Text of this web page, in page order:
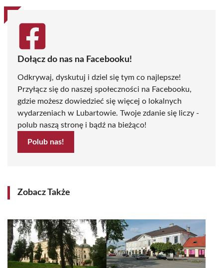
Dołącz do nas na Facebooku!
Odkrywaj, dyskutuj i dziel się tym co najlepsze!
Przyłącz się do naszej społeczności na Facebooku,
gdzie możesz dowiedzieć się więcej o lokalnych
wydarzeniach w Lubartowie. Twoje zdanie się liczy -
polub naszą stronę i bądź na bieżąco!
Polub nas!
Zobacz Także